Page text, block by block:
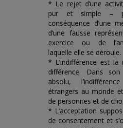
* Le rejet d’une
pur et simple –
conséquence d’une
d’une fausse
exercice ou de
laquelle elle se déroule.
* L’indifférence est la
différence. Dans
absolu,
étrangers au monde
de personnes et de
* L’acceptation
de consentement et